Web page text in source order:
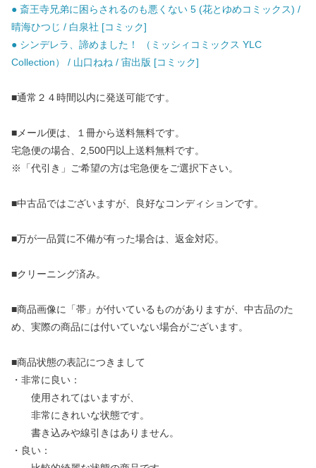
● 斎王寺兄弟に困らされるのも悪くない 5 (花とゆめコミックス) /
晴海ひつじ / 白泉社 [コミック]
● シンデレラ、諦めました！ （ミッシィコミックス YLC
Collection） / 山口ねね / 宙出版 [コミック]
■通常２４時間以内に発送可能です。
■メール便は、１冊から送料無料です。
宅急便の場合、2,500円以上送料無料です。
※「代引き」ご希望の方は宅急便をご選択下さい。
■中古品ではございますが、良好なコンディションです。
■万が一品質に不備が有った場合は、返金対応。
■クリーニング済み。
■商品画像に「帯」が付いているものがありますが、中古品のた
め、実際の商品には付いていない場合がございます。
■商品状態の表記につきまして
・非常に良い：
使用されてはいますが、
非常にきれいな状態です。
書き込みや線引きはありません。
・良い：